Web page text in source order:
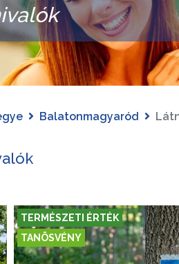
Balatonmagyaród
TERMÉSZETI ÉRTÉK
TANÖSVÉNY